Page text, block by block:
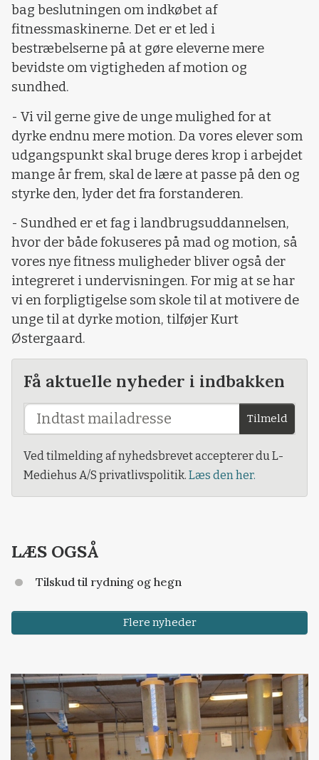
bag beslutningen om indkøbet af
fitnessmaskinerne. Det er et led i
bestræbelserne på at gøre eleverne mere
bevidste om vigtigheden af motion og
sundhed.
- Vi vil gerne give de unge mulighed for at
dyrke endnu mere motion. Da vores elever som
udgangspunkt skal bruge deres krop i arbejdet
mange år frem, skal de lære at passe på den og
styrke den, lyder det fra forstanderen.
- Sundhed er et fag i landbrugsuddannelsen,
hvor der både fokuseres på mad og motion, så
vores nye fitness muligheder bliver også der
integreret i undervisningen. For mig at se har
vi en forpligtigelse som skole til at motivere de
unge til at dyrke motion, tilføjer Kurt
Østergaard.
Få aktuelle nyheder i indbakken
Tilmeld
Ved tilmelding af nyhedsbrevet accepterer du L-
Mediehus A/S privatlivspolitik. Læs den her.
LÆS OGSÅ
Tilskud til rydning og hegn
Flere nyheder